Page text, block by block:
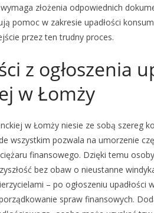
złożenia odpowiednich
pomoc w zakresie upadłości
przez ten trudny proces.
z ogłoszenia
w Łomży
w Łomży niesie ze sobą szereg
wszystkim pozwala na umorzenie
finansowego. Dzięki temu
bez obaw o nieustanne
– po ogłoszeniu upadłości
spraw finansowych.